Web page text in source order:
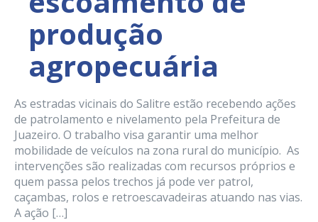
produção
agropecuária
As estradas vicinais do Salitre estão recebendo ações
de patrolamento e nivelamento pela Prefeitura de
Juazeiro. O trabalho visa garantir uma melhor
mobilidade de veículos na zona rural do município. As
intervenções são realizadas com recursos próprios e
quem passa pelos trechos já pode ver patrol,
caçambas, rolos e retroescavadeiras atuando nas vias.
A ação […]